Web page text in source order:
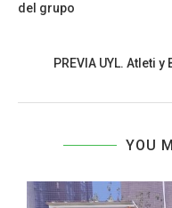
del grupo
PREVIA UYL. Atleti
YOU